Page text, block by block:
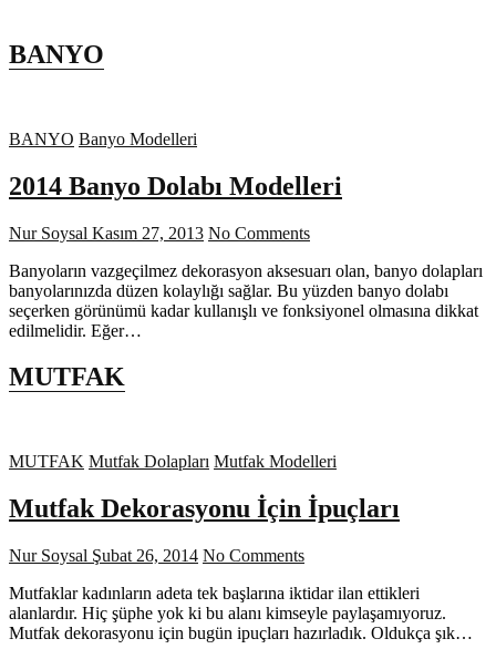
BANYO
BANYO Banyo Modelleri
2014 Banyo Dolabı Modelleri
Nur Soysal Kasım 27, 2013 No Comments
Banyoların vazgeçilmez dekorasyon aksesuarı olan, banyo dolapları
banyolarınızda düzen kolaylığı sağlar. Bu yüzden banyo dolabı
seçerken görünümü kadar kullanışlı ve fonksiyonel olmasına dikkat
edilmelidir. Eğer…
MUTFAK
MUTFAK Mutfak Dolapları Mutfak Modelleri
Mutfak Dekorasyonu İçin İpuçları
Nur Soysal Şubat 26, 2014 No Comments
Mutfaklar kadınların adeta tek başlarına iktidar ilan ettikleri
alanlardır. Hiç şüphe yok ki bu alanı kimseyle paylaşamıyoruz.
Mutfak dekorasyonu için bugün ipuçları hazırladık. Oldukça şık…